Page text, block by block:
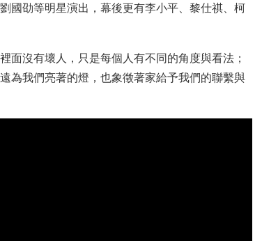
國劭等明星演出，幕後更有李小平、黎仕祺、柯
面沒有壞人，只是每個人有不同的角度與看法；
為我們亮著的燈，也象徵著家給予我們的聯繫與